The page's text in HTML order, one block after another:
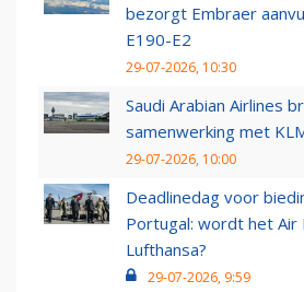
bezorgt Embraer
E190-E2
29-07-2026, 10:30
Saudi Arabian Airlines
samenwerking met
29-07-2026, 10:00
Deadlinedag voor
Portugal: wordt het Air
Lufthansa?
29-07-2026, 9:59